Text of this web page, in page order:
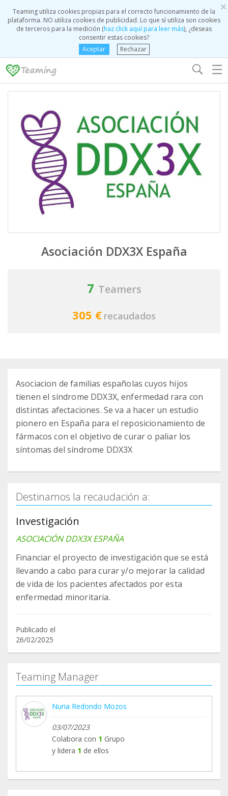
×
Teaming utiliza cookies propias para el correcto funcionamiento de la
plataforma. NO utiliza cookies de publicidad. Lo que sí utiliza son cookies
de terceros para la medición (haz click aquí para leer más), ¿deseas
consentir estas cookies?
Aceptar
Rechazar
☰
Asociación DDX3X España
7 Teamers
305 € recaudados
Asociacion de familias españolas cuyos hijos
tienen el síndrome DDX3X, enfermedad rara con
distintas afectaciones. Se va a hacer un estudio
pionero en España para el reposicionamiento de
fármacos con el objetivo de curar o paliar los
síntomas del síndrome DDX3X
Destinamos la recaudación a:
Investigación
ASOCIACIÓN DDX3X ESPAÑA
Financiar el proyecto de investigación que se está
llevando a cabo para curar y/o mejorar la calidad
de vida de los pacientes afectados por esta
enfermedad minoritaria.
Publicado el
26/02/2025
Teaming Manager
Nuria Redondo Mozos
03/07/2023
Colabora con 1 Grupo
y lidera 1 de ellos